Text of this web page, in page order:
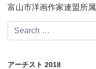
富山市洋画作家連盟所属
アーチスト 2018